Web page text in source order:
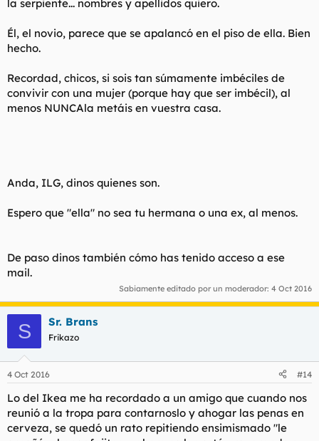
la serpiente... nombres y apellidos quiero.
Él, el novio, parece que se apalancó en el piso de ella. Bien
hecho.
Recordad, chicos, si sois tan súmamente imbéciles de
convivir con una mujer (porque hay que ser imbécil), al
menos NUNCAla metáis en vuestra casa.
Anda, ILG, dinos quienes son.
Espero que "ella" no sea tu hermana o una ex, al menos.
De paso dinos también cómo has tenido acceso a ese
mail.
Sabiamente editado por un moderador: 4 Oct 2016
S Sr. Brans
Frikazo
4 Oct 2016 #14
Lo del Ikea me ha recordado a un amigo que cuando nos
reunió a la tropa para contarnoslo y ahogar las penas en
cerveza, se quedó un rato repitiendo ensimismado "le